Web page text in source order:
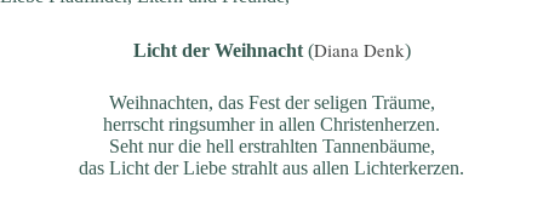
Licht der Weihnacht(Diana Denk)
Weihnachten, das Fest der seligen Träume,
herrscht ringsumher in allen Christenherzen.
Seht nur die hell erstrahlten Tannenbäume,
das Licht der Liebe strahlt aus allen Lichterkerzen.